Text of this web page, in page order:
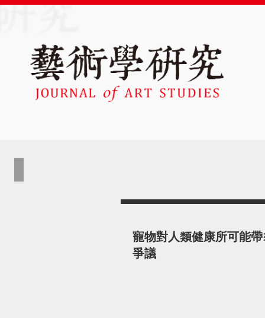
寵物對人類健康所可能
爭議